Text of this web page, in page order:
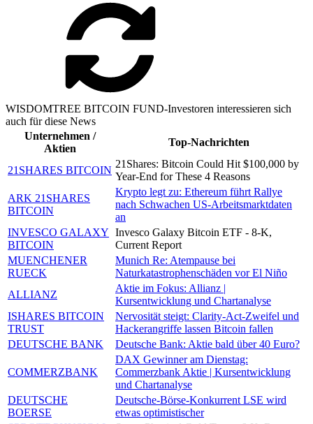
WISDOMTREE BITCOIN FUND-Investoren interessieren sich
auch für diese News
Unternehmen /
Aktien
Top-Nachrichten
21SHARES BITCOIN
21Shares: Bitcoin Could Hit $100,000 by
Year-End for These 4 Reasons
ARK 21SHARES
BITCOIN
Krypto legt zu: Ethereum führt Rallye
nach Schwachen US-Arbeitsmarktdaten
an
INVESCO GALAXY
BITCOIN
Invesco Galaxy Bitcoin ETF - 8-K,
Current Report
MUENCHENER
RUECK
Munich Re: Atempause bei
Naturkatastrophenschäden vor El Niño
ALLIANZ
Aktie im Fokus: Allianz |
Kursentwicklung und Chartanalyse
ISHARES BITCOIN
TRUST
Nervosität steigt: Clarity-Act-Zweifel und
Hackerangriffe lassen Bitcoin fallen
DEUTSCHE BANK
Deutsche Bank: Aktie bald über 40 Euro?
COMMERZBANK
DAX Gewinner am Dienstag:
Commerzbank Aktie | Kursentwicklung
und Chartanalyse
DEUTSCHE
BOERSE
Deutsche-Börse-Konkurrent LSE wird
etwas optimistischer